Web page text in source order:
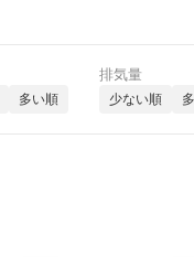
多い順
排気量
少ない順